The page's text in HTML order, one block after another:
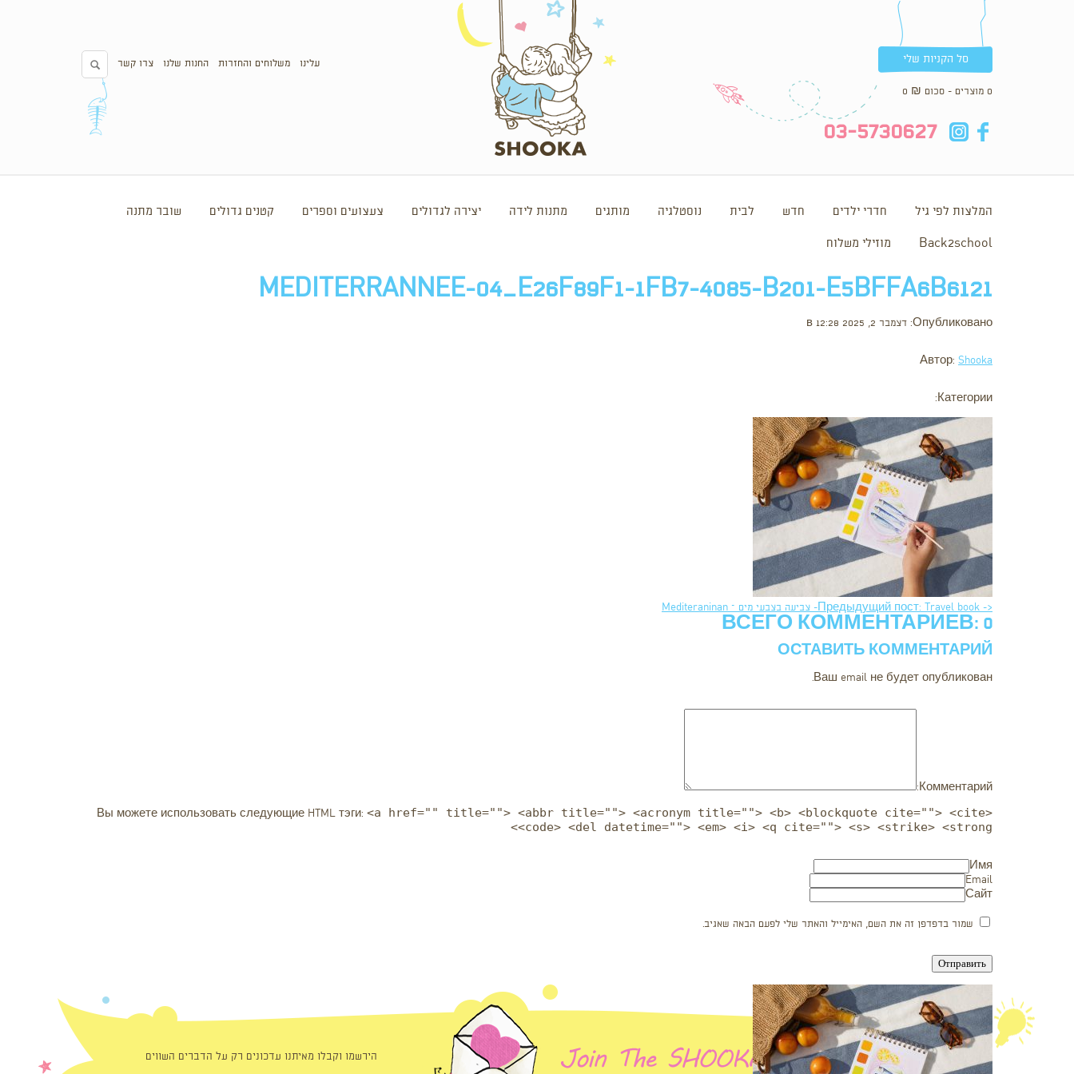
עלינו משלוחים והחזרות החנות שלנו צרו קשר סל הקניות שלי
0 מוצרים - סכום 0 ₪
fb
in
03-5730627
המלצות לפי גיל חדרי ילדים חדש לבית נוסטלגיה מותגים מתנות לידה יצירה לגדולים צעצועים וספרים קטנים גדולים
Back2school מוזילי משלוח
שובר מתנה
MEDITERRANNEE-04_E26F89F1-1FB7-4085-B201-E5BFFA6B6121
Опубликовано: דצמבר 2, 2025 в 12:28
Автор: Shooka
Категории:
<- Предыдущий пост: Travel book- צביעה בצבעי מים – Mediteraninan
ВСЕГО КОММЕНТАРИЕВ: 0
ОСТАВИТЬ КОММЕНТАРИЙ
Ваш email не будет опубликован.
Комментарий:
Вы можете использовать следующие HTML тэги: <a href="" title=""> <abbr title=""> <acronym title=""> <b> <blockquote cite=""> <cite>
<code> <del datetime=""> <em> <i> <q cite=""> <s> <strike> <strong>
Имя
Email
Сайт
שמור בדפדפן זה את השם, האימייל והאתר שלי לפעם הבאה שאגיב.
הירשמו וקבלו מאיתנו עדכונים רק על הדברים השווים